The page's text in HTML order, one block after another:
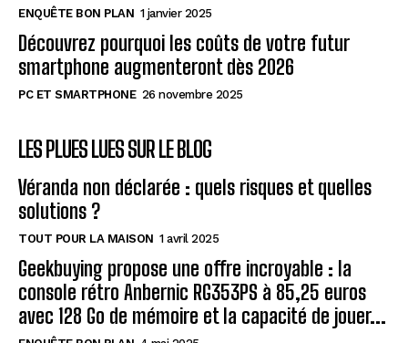
ENQUÊTE BON PLAN 1 janvier 2025
Découvrez pourquoi les coûts de votre futur
smartphone augmenteront dès 2026
PC ET SMARTPHONE 26 novembre 2025
LES PLUES LUES SUR LE BLOG
Véranda non déclarée : quels risques et quelles
solutions ?
TOUT POUR LA MAISON 1 avril 2025
Geekbuying propose une offre incroyable : la
console rétro Anbernic RG353PS à 85,25 euros
avec 128 Go de mémoire et la capacité de jouer...